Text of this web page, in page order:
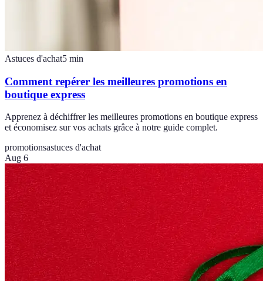
Astuces d'achat5 min
Comment repérer les meilleures promotions en
boutique express
Apprenez à déchiffrer les meilleures promotions en boutique express
et économisez sur vos achats grâce à notre guide complet.
promotionsastuces d'achat
Aug 6